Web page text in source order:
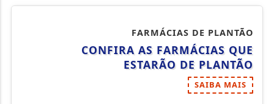
FARMÁCIAS DE PLANTÃO
CONFIRA AS FARMÁCIAS QUE
ESTARÃO DE PLANTÃO
SAIBA MAIS